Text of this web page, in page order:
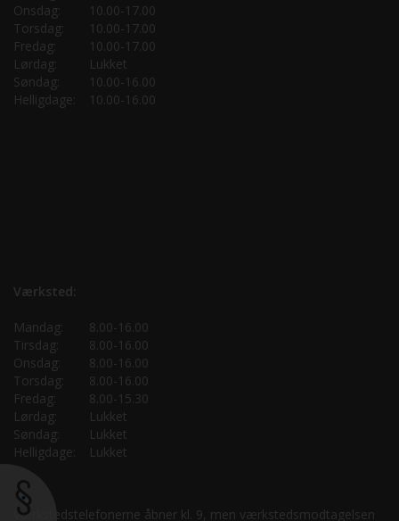
Onsdag:
10.00-17.00
Torsdag:
10.00-17.00
Fredag:
10.00-17.00
Lørdag:
Lukket
Søndag:
10.00-16.00
Helligdage:
10.00-16.00
Værksted:
Mandag:
8.00-16.00
Tirsdag:
8.00-16.00
Onsdag:
8.00-16.00
Torsdag:
8.00-16.00
Fredag:
8.00-15.30
Lørdag:
Lukket
Søndag:
Lukket
Helligdage:
Lukket
Værkstedstelefonerne åbner kl. 9, men værkstedsmodtagelsen